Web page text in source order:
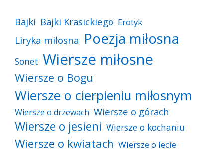
Bajki Bajki Krasickiego Erotyk
Liryka miłosna Poezja miłosna
Sonet Wiersze miłosne
Wiersze o Bogu
Wiersze o cierpieniu miłosnym
Wiersze o drzewach Wiersze o górach
Wiersze o jesieni Wiersze o kochaniu
Wiersze o kwiatach Wiersze o lecie